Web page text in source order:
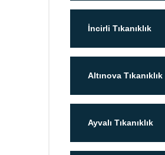
İncirli Tıkanıklık
Altınova Tıkanıklık
Ayvalı Tıkanıklık